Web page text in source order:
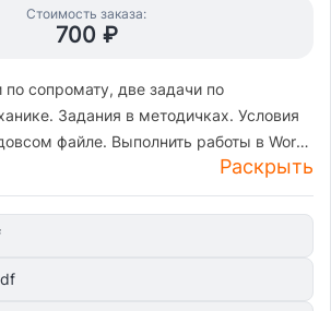
Стоимость заказа:
700 ₽
по сопромату, две задачи по
Задания в методичках. Условия
в Word
Раскрыть